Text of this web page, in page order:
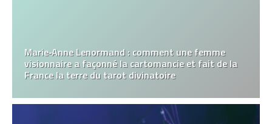
Marie‑Anne Lenormand : comment une femme
visionnaire a façonné la cartomancie et fait de la
France la terre du tarot divinatoire